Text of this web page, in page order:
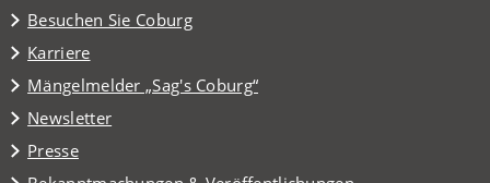
Besuchen Sie Coburg
(Öffnet
in
einem
neuen
Tab)
Karriere
Mängelmelder „Sag's Coburg“
(Öffnet
in
einem
neuen
Newsletter
Presse